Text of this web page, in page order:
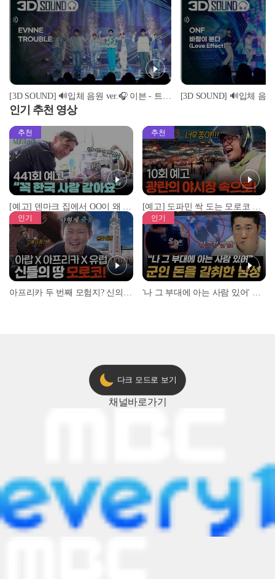
[3D SOUND] 🔊입체 음원 ver.🎧 이븐 - 트러블 (EVNNE - TROUBLE) (Sound Remastered)
인기 추천 영상
추천
[예고] 덴마크 집에서 OO이 왜 나와...? 이상할 정도로 한국을 사랑하는 우리 형을 제보합니다!
추천
[예고] 도파민 싹 도는 모로코 야시장 투어!
인기 인기
다크 모드로 보기
채널바로가기